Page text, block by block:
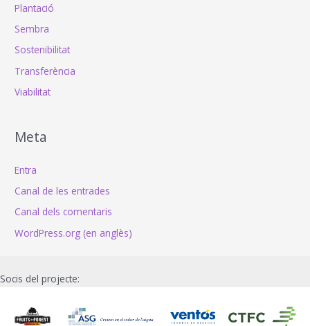
Plantació
Sembra
Sostenibilitat
Transferència
Viabilitat
Meta
Entra
Canal de les entrades
Canal dels comentaris
WordPress.org (en anglès)
Socis del projecte: